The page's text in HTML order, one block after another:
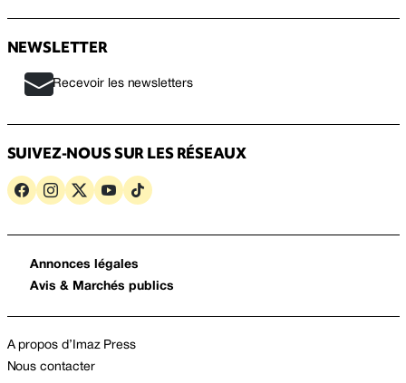
NEWSLETTER
Recevoir les newsletters
SUIVEZ-NOUS SUR LES RÉSEAUX
Annonces légales
Avis & Marchés publics
A propos d’Imaz Press
Nous contacter